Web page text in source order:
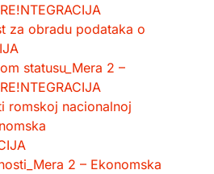
za obradu podataka o
statusu_Mera 2 –
romskoj nacionalnoj
2 – Ekonomska